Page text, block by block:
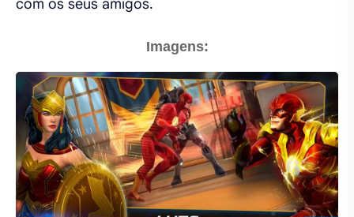
com os seus amigos.
Imagens: